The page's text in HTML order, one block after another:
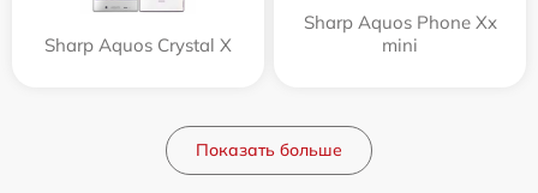
Sharp Aquos Crystal X
Sharp Aquos Phone Xx
mini
Показать больше